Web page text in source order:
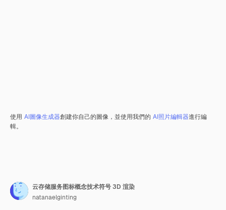
使用 AI圖像生成器創建你自己的圖像，並使用我們的 AI照片編輯器進行編
輯。
云存储服务图标概念技术符号 3D 渲染
natanaelginting